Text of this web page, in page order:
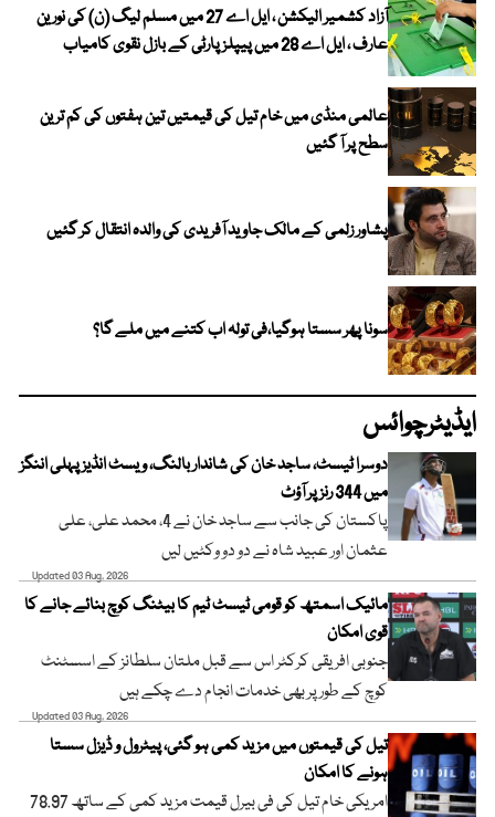
آزاد کشمیر الیکشن ، ایل اے 27 میں مسلم لیگ (ن) کی نورین
عارف ، ایل اے 28 میں پیپلز پارٹی کے بازل نقوی کامیاب
عالمی منڈی میں خام تیل کی قیمتیں تین ہفتوں کی کم ترین
سطح پر آ گئیں
پشاور زلمی کے مالک جاوید آفریدی کی والدہ انتقال کر گئیں
سونا پھر سستا ہوگیا،فی تولہ اب کتنے میں ملے گا؟
ایڈیٹرچوائس
دوسرا ٹیسٹ، ساجد خان کی شاندار بالنگ، ویسٹ انڈیز پہلی اننگز
میں 344 رنز پر آؤٹ
پاکستان کی جانب سے ساجد خان نے 4، محمد علی، علی
عثمان اور عبید شاہ نے دو دو وکٹیں لیں
Updated 03 Aug, 2026
مائیک اسمتھ کو قومی ٹیسٹ ٹیم کا بیٹنگ کوچ بنائے جانے کا
قوی امکان
جنوبی افریقی کرکٹر اس سے قبل ملتان سلطانز کے اسسٹنٹ
کوچ کے طور پر بھی خدمات انجام دے چکے ہیں
Updated 03 Aug, 2026
تیل کی قیمتوں میں مزید کمی ہو گئی، پیٹرول و ڈیزل سستا
ہونے کا امکان
امریکی خام تیل کی فی بیرل قیمت مزید کمی کے ساتھ 78.97